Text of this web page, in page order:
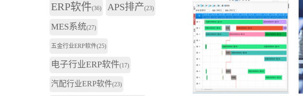
ERP软件(36) APS排产(23)
MES系统(27)
五金行业ERP软件(25)
电子行业ERP软件(17)
汽配行业ERP软件(23)